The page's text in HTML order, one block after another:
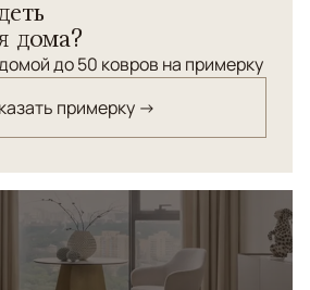
дома?
до 50 ковров на примерку
примерку →